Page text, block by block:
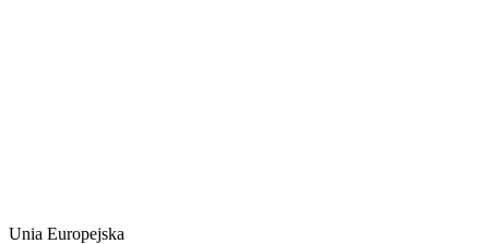
Unia Europejska